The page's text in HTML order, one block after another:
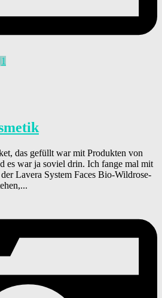
1
das gefüllt war mit Produkten von
es war ja soviel drin. Ich fange mal mit
Lavera System Faces Bio-Wildrose-